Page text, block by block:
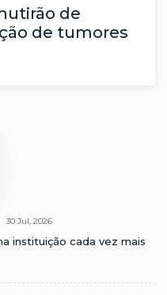
de
de tumores
30 Jul, 2026
instituição cada vez mais